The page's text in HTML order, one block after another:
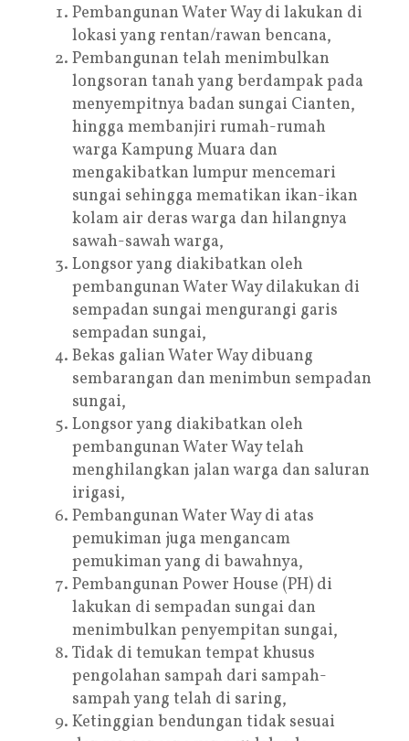
Pembangunan Water Way di lakukan di
lokasi yang rentan/rawan bencana,
Pembangunan telah menimbulkan
longsoran tanah yang berdampak pada
menyempitnya badan sungai Cianten,
hingga membanjiri rumah-rumah
warga Kampung Muara dan
mengakibatkan lumpur mencemari
sungai sehingga mematikan ikan-ikan
kolam air deras warga dan hilangnya
sawah-sawah warga,
Longsor yang diakibatkan oleh
pembangunan Water Way dilakukan di
sempadan sungai mengurangi garis
sempadan sungai,
Bekas galian Water Way dibuang
sembarangan dan menimbun sempadan
sungai,
Longsor yang diakibatkan oleh
pembangunan Water Way telah
menghilangkan jalan warga dan saluran
irigasi,
Pembangunan Water Way di atas
pemukiman juga mengancam
pemukiman yang di bawahnya,
Pembangunan Power House (PH) di
lakukan di sempadan sungai dan
menimbulkan penyempitan sungai,
Tidak di temukan tempat khusus
pengolahan sampah dari sampah-
sampah yang telah di saring,
Ketinggian bendungan tidak sesuai